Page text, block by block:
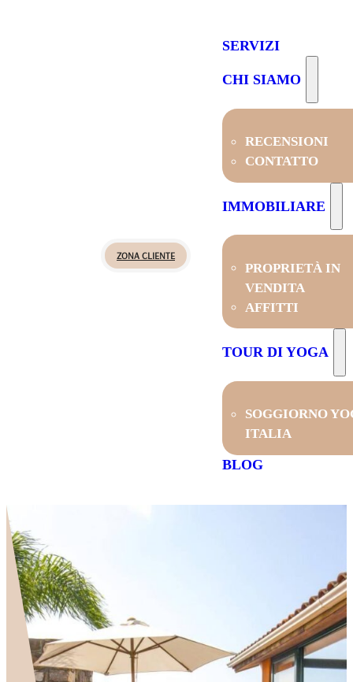
ZONA CLIENTE
SERVIZI
CHI SIAMO
RECENSIONI
CONTATTO
IMMOBILIARE
PROPRIETÀ IN
VENDITA
AFFITTI
TOUR DI YOGA
SOGGIORNO
ITALIA
BLOG